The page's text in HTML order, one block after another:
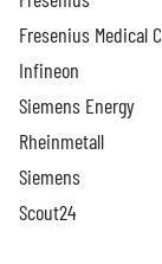
Fresenius Medical
Infineon
Siemens Energy
Rheinmetall
Siemens
Scout24